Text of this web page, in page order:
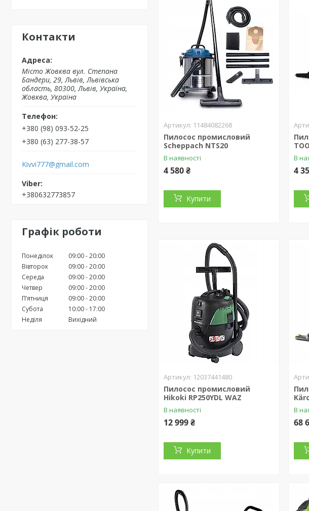
Контакти
Місто Жовква вул. Степана
Бандери, 29, Львів, Львівська
область, 80300, Львів, Україна,
Жовква, Україна
+380 (98) 093-52-25
+380 (63) 277-38-57
Kivvi777@gmail.com
+380632773857
Графік роботи
Понеділок 09:00 20:00
Вівторок
09:00 20:00
Середа
09:00 20:00
Четвер
09:00 20:00
Пʼятниця
09:00 20:00
Субота
10:00
17:00
Неділя
Вихідний
11484082268
Пилосос промисловий
Scheppach NTS20
В наявності
4 580 ₴
Купити
В
4
12037441480
Пилосос промисловий
Hikoki RP250YDL WAZ
В наявності
12 999 ₴
Купити
В
68